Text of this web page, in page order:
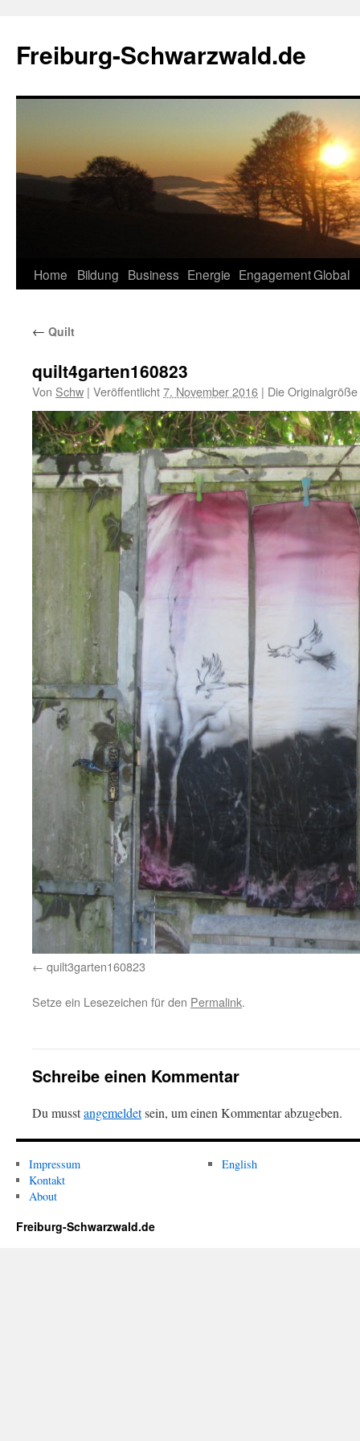
springen
Freiburg-Schwarzwald.de
Home Bildung Business Energie EngagementGlobal
← Quilt
quilt4garten160823
Von Schw | Veröffentlicht7. November 2016 | Die
quilt3garten160823
Setze ein Lesezeichen für den Permalink.
Schreibe einen Kommentar
Du musstangemeldetsein, um einen Kommentar abzugeben.
Impressum
Kontakt
About
English
Freiburg-Schwarzwald.de